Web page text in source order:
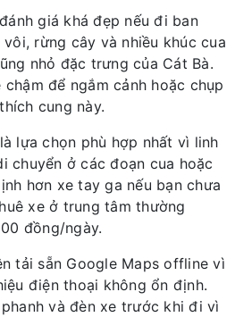
giá khá đẹp nếu đi ban
rừng cây và nhiều khúc cua
nhỏ đặc trưng của Cát Bà.
để ngắm cảnh hoặc chụp
cung này.
lựa chọn phù hợp nhất vì linh
chuyển ở các đoạn cua hoặc
hơn xe tay ga nếu bạn chưa
xe ở trung tâm thường
đồng/ngày.
tải sẵn Google Maps offline vì
điện thoại không ổn định.
và đèn xe trước khi đi vì